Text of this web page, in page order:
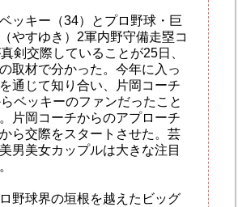
ッキー（34）とプロ野球・巨
やすゆき）2軍内野守備走塁コ
剣交際していることが25日、
取材で分かった。今年に入っ
通じて知り合い、片岡コーチ
ベッキーのファンだったこと
片岡コーチからのアプローチ
ら交際をスタートさせた。芸
男美女カップルは大きな注目
野球界の垣根を越えたビッグ